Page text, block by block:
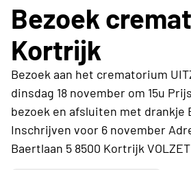
Bezoek
Kortrijk
Bezoek aan het crematorium
dinsdag 18 november om 15u
bezoek en afsluiten met drankje
Inschrijven voor 6 november
Baertlaan 5 8500 Kortrijk